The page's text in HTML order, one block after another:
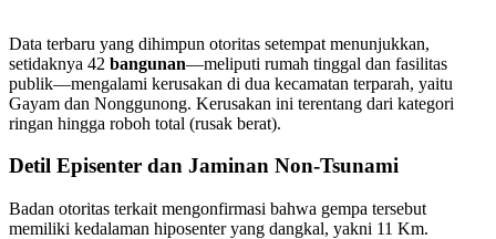
Data terbaru yang dihimpun otoritas setempat menunjukkan,
setidaknya 42 bangunan—meliputi rumah tinggal dan fasilitas
publik—mengalami kerusakan di dua kecamatan terparah, yaitu
Gayam dan Nonggunong. Kerusakan ini terentang dari kategori
ringan hingga roboh total (rusak berat).
Detil Episenter dan Jaminan Non-Tsunami
Badan otoritas terkait mengonfirmasi bahwa gempa tersebut
memiliki kedalaman hiposenter yang dangkal, yakni 11 Km.